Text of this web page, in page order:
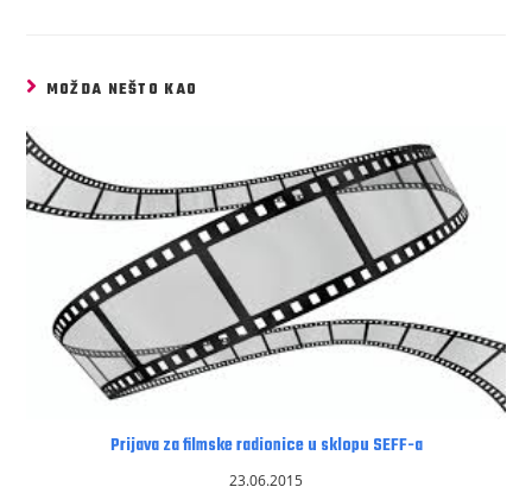
MOŽDA NEŠTO KAO
Prijava za filmske radionice u sklopu SEFF-a
23.06.2015